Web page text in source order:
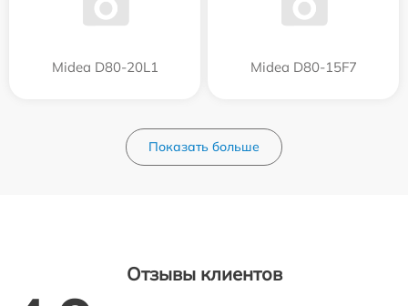
Midea D80-20L1 Midea D80-15F7
Показать больше
Отзывы клиентов